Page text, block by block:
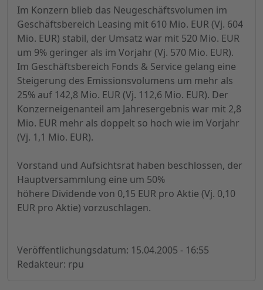
Im Konzern blieb das Neugeschäftsvolumen im
Geschäftsbereich Leasing mit 610 Mio. EUR (Vj. 604
Mio. EUR) stabil, der Umsatz war mit 520 Mio. EUR
um 9% geringer als im Vorjahr (Vj. 570 Mio. EUR).
Im Geschäftsbereich Fonds & Service gelang eine
Steigerung des Emissionsvolumens um mehr als
25% auf 142,8 Mio. EUR (Vj. 112,6 Mio. EUR). Der
Konzerneigenanteil am Jahresergebnis war mit 2,8
Mio. EUR mehr als doppelt so hoch wie im Vorjahr
(Vj. 1,1 Mio. EUR).
Vorstand und Aufsichtsrat haben beschlossen, der
Hauptversammlung eine um 50%
höhere Dividende von 0,15 EUR pro Aktie (Vj. 0,10
EUR pro Aktie) vorzuschlagen.
Veröffentlichungsdatum: 15.04.2005 - 16:55
Redakteur: rpu